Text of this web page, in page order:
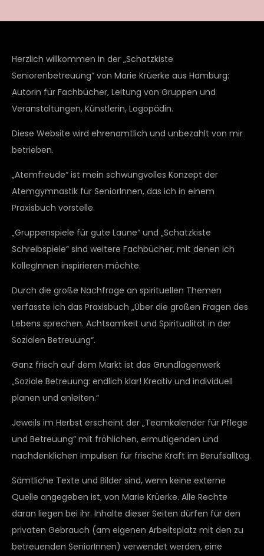
Herzlich willkommen in der „Schatzkiste
Seniorenbetreuung“ von Marie Krüerke aus Hamburg:
Autorin für Fachbücher, Leitung von Gruppen und
Veranstaltungen, Künstlerin, Logopädin.
Diese Website wird ehrenamtlich und unbezahlt von mir
betrieben.
„Atemfreude“ ist mein schwungvolles Konzept der
Atemgymnastik für SeniorInnen, das ich in einem
Praxisbuch vorstelle.
„Gruppenspiele für gute Laune“ und „Schatzkiste
Schreibspiele“ sind weitere Fachbücher, mit denen ich
KollegInnen inspirieren möchte.
Durch die große Nachfrage an spirituellen Themen
verfasste ich das Praxisbuch „Über die großen Fragen des
Lebens sprechen. Achtsamkeit und Spiritualität in der
Sozialen Betreuung“.
Ganz frisch auf dem Markt ist das Grundlagenwerk
„Soziale Betreuung: endlich klar! Kreativ und individuell
planen und anleiten.“
Jeweils im Herbst erscheint der „Teamkalender für Pflege
und Betreuung“ mit fröhlichen, ermutigenden und
nachdenklichen Impulsen für frische Kraft im Berufsalltag.
Sämtliche Texte und Bilder sind, wenn keine externe
Quelle angegeben ist, von Marie Krüerke. Alle Rechte
daran liegen bei ihr. Inhalte dieser Seiten dürfen für den
privaten Gebrauch (am eigenen Arbeitsplatz mit den zu
betreuenden SeniorInnen) verwendet werden, eine